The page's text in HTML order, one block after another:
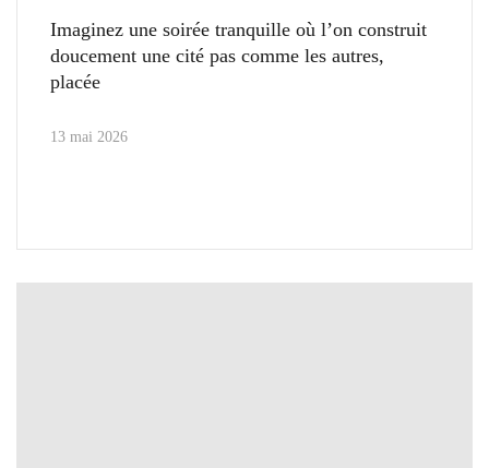
Imaginez une soirée tranquille où l’on construit
doucement une cité pas comme les autres,
placée
13 mai 2026